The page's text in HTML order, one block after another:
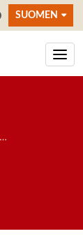
SUOMEN